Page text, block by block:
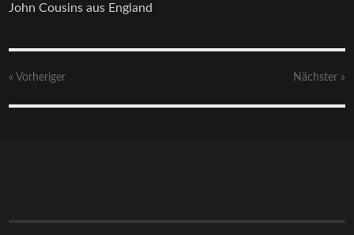
John Cousins aus England
« Vorheriger Nächster »